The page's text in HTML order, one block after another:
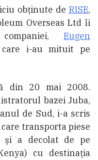
obținute de RISE,
Overseas Ltd îi
Eugen
i-au mituit pe
din 20 mai 2008.
bazei Juba,
de Sud, i-a scris
transporta piese
și a decolat de pe
cu destinația